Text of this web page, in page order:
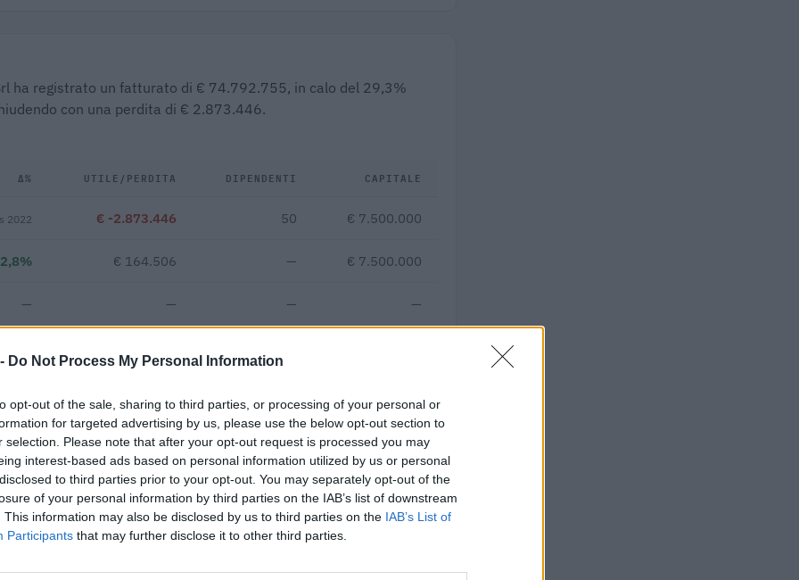
Do Not Process My Personal Information
opt-out of the sale, sharing to third parties, or processing of your personal or
for targeted advertising by us, please use the below opt-out section to
selection. Please note that after your opt-out request is processed you may
interest-based ads based on personal information utilized by us or personal
to third parties prior to your opt-out. You may separately opt-out of the
of your personal information by third parties on the IAB’s list of downstream
This information may also be disclosed by us to third parties on the IAB’s List of
Participants that may further disclose it to other third parties.
ha registrato un fatturato di € 74.792.755, in calo del 29,3%
con una perdita di € 2.873.446.
Δ% UTILE/PERDITA DIPENDENTI CAPITALE
2022 € -2.873.446 50 € 7.500.000
€ 164.506 — € 7.500.000
— — — —
€ 1.495.855
per un totale di almeno 8.050.324 euro (2021–2025).
ENTE CONCEDENTE IMPORTO